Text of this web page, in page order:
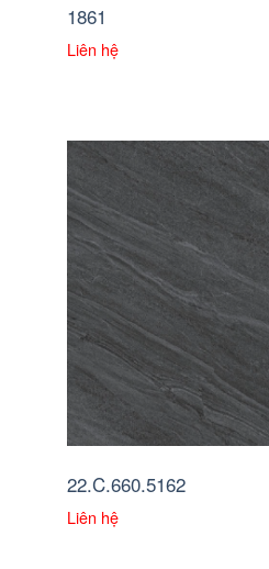
1861
Liên hệ
22.C.660.5162
Liên hệ